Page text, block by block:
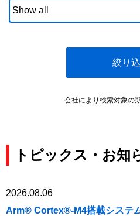
絞り
会社により検索対象の
トピックス・お知
2026.08.06
Arm® Cortex®-M4搭載システ